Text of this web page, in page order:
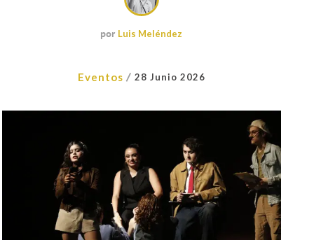
por Luis Meléndez
Eventos / 28 Junio 2026